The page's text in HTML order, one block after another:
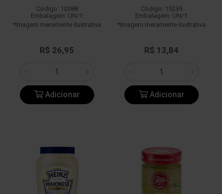
Código: 10388
Embalagem: UN/1
*Imagem meramente ilustrativa
R$ 26,95
Adicionar
Código: 15239
Embalagem: UN/1
*Imagem meramente ilustrativa
R$ 13,84
Adicionar